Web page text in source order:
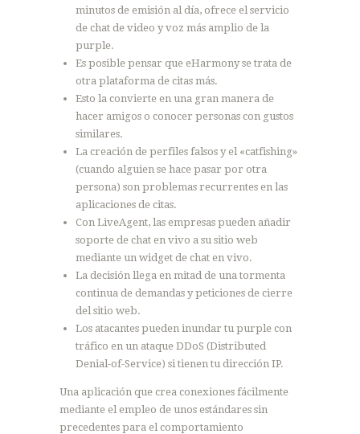
minutos de emisión al día, ofrece el servicio
de chat de video y voz más amplio de la
purple.
Es posible pensar que eHarmony se trata de
otra plataforma de citas más.
Esto la convierte en una gran manera de
hacer amigos o conocer personas con gustos
similares.
La creación de perfiles falsos y el «catfishing»
(cuando alguien se hace pasar por otra
persona) son problemas recurrentes en las
aplicaciones de citas.
Con LiveAgent, las empresas pueden añadir
soporte de chat en vivo a su sitio web
mediante un widget de chat en vivo.
La decisión llega en mitad de una tormenta
continua de demandas y peticiones de cierre
del sitio web.
Los atacantes pueden inundar tu purple con
tráfico en un ataque DDoS (Distributed
Denial-of-Service) si tienen tu dirección IP.
Una aplicación que crea conexiones fácilmente
mediante el empleo de unos estándares sin
precedentes para el comportamiento